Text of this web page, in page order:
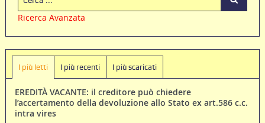
Ricerca Avanzata
I più letti I più recenti I più scaricati
EREDITÀ VACANTE: il creditore può chiedere
l’accertamento della devoluzione allo Stato ex art.586 c.c.
intra vires